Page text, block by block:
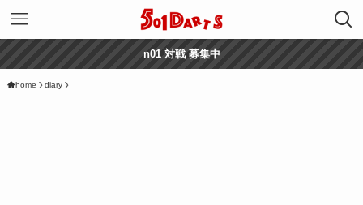
n01 対戦 募集中
home diary